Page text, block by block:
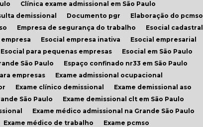
Clínica exame admissional em São Paulo
demissional Documento pgr
Elaboração do pcmso
Empresa de segurança do trabalho
Esocial cadastral
empresa Esocial empresa inativa
Esocial empresarial
Esocial para pequenas empresas
Esocial em São Paulo
São Paulo
Espaço confinado nr33 em São Paulo
empresas
Exame admissional ocupacional
Exame clínico demissional
Exame demissional aso
São Paulo
Exame demissional clt em São Paulo
Exame médico admissional na Grande São Paulo
Exame médico de trabalho
Exame pcmso